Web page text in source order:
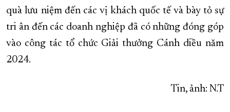
quà lưu niệm đến các vị khách quốc tế và bày tỏ sự
tri ân đến các doanh nghiệp đã có những đóng góp
vào công tác tổ chức Giải thưởng Cánh diều năm
2024.
Tin, ảnh: N.T